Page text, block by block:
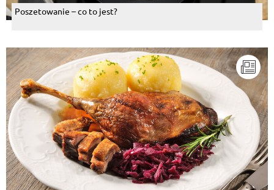
Poszetowanie – co to jest?